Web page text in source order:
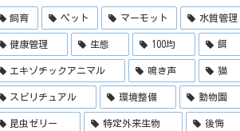
飼育 ペット マーモット 水質管理
健康管理 生態 100均 餌
エキゾチックアニマル 鳴き声 猫
スピリチュアル 環境整備 動物園
昆虫ゼリー 特定外来生物 後悔